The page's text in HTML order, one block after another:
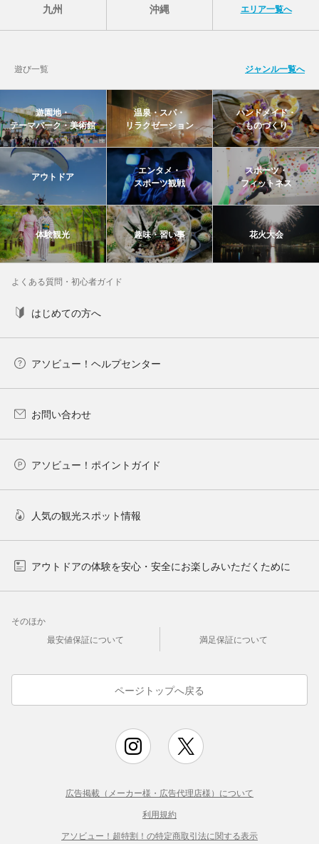
九州 沖縄 エリア一覧へ
遊び一覧 ジャンル一覧へ
遊園地・
テーマパーク・美術館
温泉・スパ・
リラクゼーション
ハンドメイド・
ものづくり
アウトドア
エンタメ・
スポーツ観戦
スポーツ・
フィットネス
体験観光 趣味・習い事 花火大会
よくある質問・初心者ガイド
はじめての方へ
アソビュー！ヘルプセンター
お問い合わせ
アソビュー！ポイントガイド
人気の観光スポット情報
アウトドアの体験を安心・安全にお楽しみいただくために
そのほか
最安値保証について
満足保証について
ページトップへ戻る
広告掲載（メーカー様・広告代理店様）について
利用規約
アソビュー！超特割！の特定商取引法に関する表示